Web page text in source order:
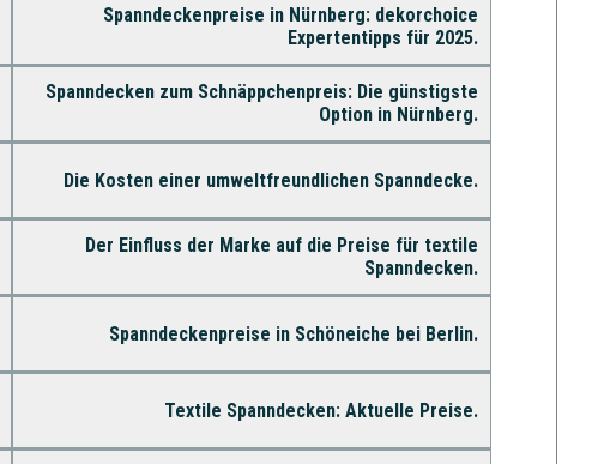
Spanndeckenpreise in Nürnberg: dekorchoice
Expertentipps für 2025.
Spanndecken zum Schnäppchenpreis: Die günstigste
Option in Nürnberg.
Die Kosten einer umweltfreundlichen Spanndecke.
Der Einfluss der Marke auf die Preise für textile
Spanndecken.
Spanndeckenpreise in Schöneiche bei Berlin.
Textile Spanndecken: Aktuelle Preise.